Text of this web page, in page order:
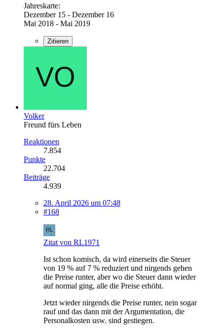
Jahreskarte:
Dezember 15 - Dezember 16
Mai 2018 - Mai 2019
Zitieren
Volker
Freund fürs Leben
Reaktionen
7.854
Punkte
22.704
Beiträge
4.939
28. April 2026 um 07:48
#168
Zitat von RL1971
Ist schon komisch, da wird einerseits die Steuer
von 19 % auf 7 % reduziert und nirgends gehen
die Preise runter, aber wo die Steuer dann wieder
auf normal ging, alle die Preise erhöht.
Jetzt wieder nirgends die Preise runter, nein sogar
rauf und das dann mit der Argumentation, die
Personalkosten usw. sind gestiegen.